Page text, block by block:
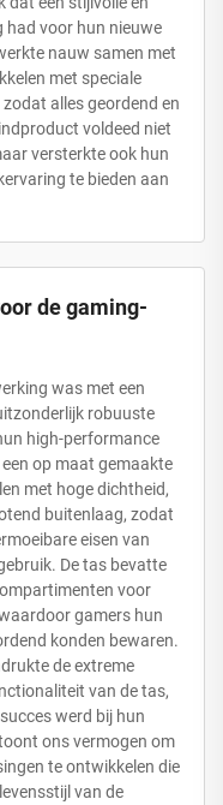
voor hun nieuwe
nauw samen met
met speciale
alles geordend en
voldeed niet
versterkte ook hun
te bieden aan
de gaming-
was met een
robuuste
high-performance
op maat gemaakte
met hoge dichtheid,
buitenlaag, zodat
eisen van
De tas bevatte
voor
gamers hun
konden bewaren.
de extreme
van de tas,
werd bij hun
ons vermogen om
te ontwikkelen die
van de